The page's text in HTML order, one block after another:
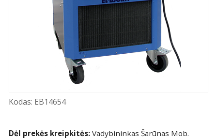
Kodas: EB14654
Dėl prekės kreipkitės:Vadybininkas Šarūnas Mob.